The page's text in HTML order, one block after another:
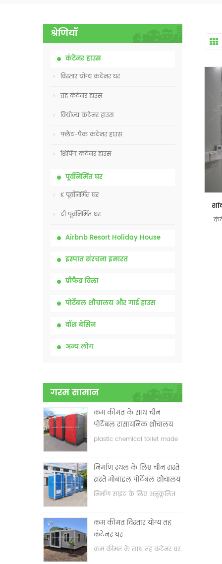
श्रेणियाँ
कंटेनर हाउस
विस्तार योग्य कंटेनर घर
तह कंटेनर हाउस
वियोज्य कंटेनर हाउस
फ्लैट-पैक कंटेनर हाउस
शिपिंग कंटेनर हाउस
पूर्वनिर्मित घर
K पूर्वनिर्मित घर
टी पूर्वनिर्मित घर
Airbnb Resort Holiday House
इस्पात संरचना इमारत
प्रीफैब विला
पोर्टेबल शौचालय और गार्ड हाउस
वॉश बेसिन
अन्य लोग
गरम सामान
कम कीमत के साथ चीन
पोर्टेबल रासायनिक शौचालय
plastic chemical toilet made
निर्माण स्थल के लिए चीन सस्ते
सस्ते मोबाइल पोर्टेबल शौचालय
निर्माण साइट के लिए अनुकूलित
कम कीमत विस्तार योग्य तह
कंटेनर घर
कम कीमत के साथ तह कंटेनर घर